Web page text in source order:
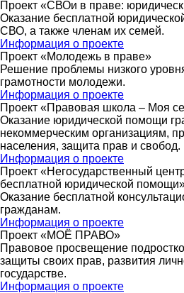
Проект «СВОи в праве:
Оказание бесплатной
СВО, а также членам их семей.
Информация о проекте
Проект «Молодежь в праве»
Решение проблемы низкого
грамотности молодежи.
Информация о проекте
Проект «Правовая школа – Моя
Оказание юридической помощи
некоммерческим организациям,
населения, защита прав и свобод.
Информация о проекте
Проект «Негосударственный
бесплатной юридической
Оказание бесплатной
гражданам.
Информация о проекте
Проект «МОЁ ПРАВО»
Правовое просвещение
защиты своих прав, развития
государстве.
Информация о проекте